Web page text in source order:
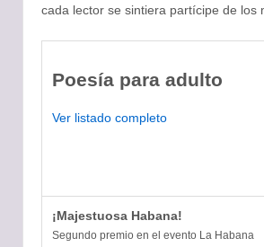
cada lector se sintiera partícipe de los
Poesía para adulto
Ver listado completo
¡Majestuosa Habana!
Segundo premio en el evento La Habana